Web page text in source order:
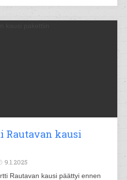
Rautavan kausi
9.1.2025
Rautavan kausi päättyi ennen